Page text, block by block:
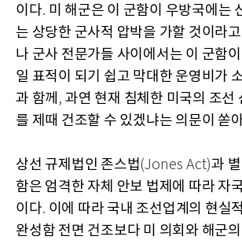
이다. 미 해군은 이 군함이 우방국에는
는 상당한 군사적 압박을 가할 것이라
나 군사 전문가들 사이에서는 이 군함
일 표적이 되기 쉽고 막대한 운영비가
과 함께 , 과연 현재 침체한 미국의 조선
를 제때 건조할 수 있겠냐는 의문이 쏟
상선 규제법인 존스법(Jones Act)과
함은 엄격한 자체 안보 법제에 따라 자
이다. 이에 따라 국내 조선업계의 현실
완성함 전면 건조보다 미 의회와 해군